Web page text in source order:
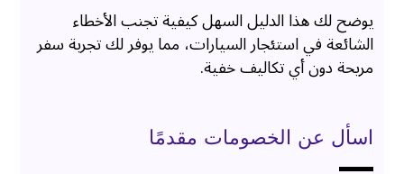
يوضح لك هذا الدليل السهل كيفية تجنب الأخطاء
الشائعة في استئجار السيارات، مما يوفر لك تجربة سفر
مريحة دون أي تكاليف خفية.
اسأل عن الخصومات مقدمًا